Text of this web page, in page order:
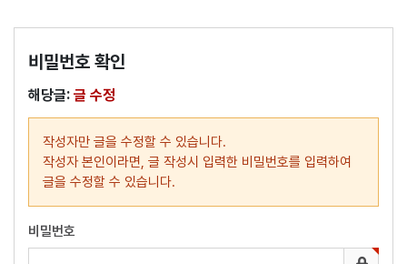
비밀번호 확인
해당글: 글 수정
작성자만 글을 수정할 수 있습니다.
작성자 본인이라면, 글 작성시 입력한 비밀번호를 입력하여
글을 수정할 수 있습니다.
비밀번호